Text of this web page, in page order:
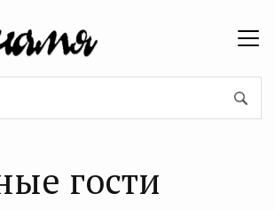
гости